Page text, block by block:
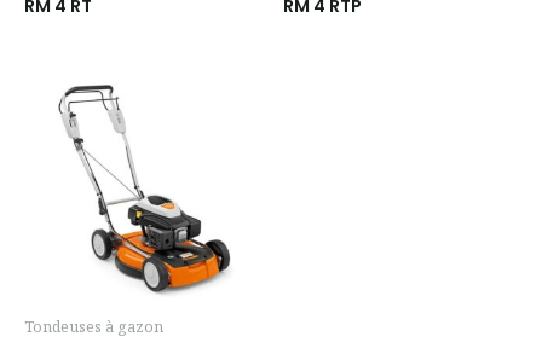
RM 4 RT RM 4 RTP
Tondeuses à gazon